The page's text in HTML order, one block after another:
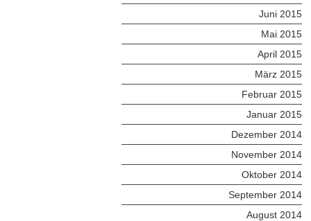
Juni 2015
Mai 2015
April 2015
März 2015
Februar 2015
Januar 2015
Dezember 2014
November 2014
Oktober 2014
September 2014
August 2014